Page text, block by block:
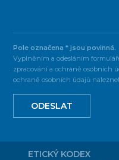
Pole označena * jsou povinná.
Vyplněním a odesláním
zpracování a ochraně osobních
ochraně osobních údajů
ODESLAT
ETICKÝ KODEX